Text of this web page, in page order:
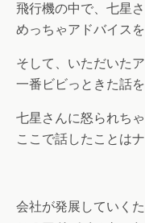
飛行機の中で、七星
めっちゃアドバイス
そして、いただいた
一番ビビっときた話
七星さんに怒られち
ここで話したことは
会社が発展していく